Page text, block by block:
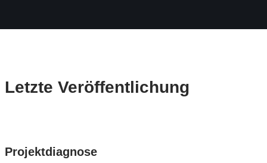
Letzte Veröffentlichung
Projektdiagnose